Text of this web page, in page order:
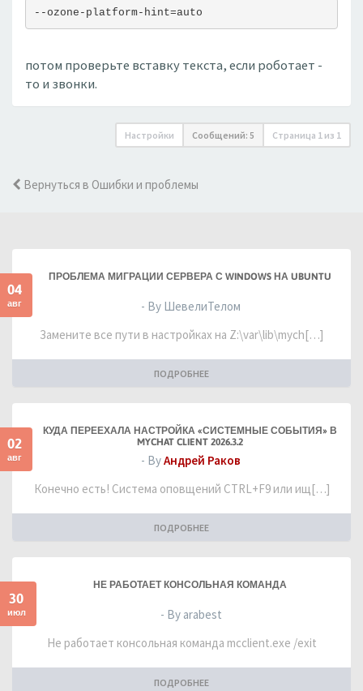
--ozone-platform-hint=auto
потом проверьте вставку текста, если роботает -
то и звонки.
Настройки Сообщений: 5 Страница 1 из 1
Вернуться в Ошибки и проблемы
04
авг
ПРОБЛЕМА МИГРАЦИИ СЕРВЕРА С WINDOWS НА UBUNTU
- By ШевелиТелом
Замените все пути в настройках на Z:\var\lib\mych[…]
ПОДРОБНЕЕ
02
авг
КУДА ПЕРЕЕХАЛА НАСТРОЙКА «СИСТЕМНЫЕ СОБЫТИЯ» В
MYCHAT CLIENT 2026.3.2
- ByАндрей Раков
Конечно есть! Система оповщений CTRL+F9 или ищ[…]
ПОДРОБНЕЕ
30
июл
НЕ РАБОТАЕТ КОНСОЛЬНАЯ КОМАНДА
- By arabest
Не работает консольная команда mcclient.exe /exit
ПОДРОБНЕЕ